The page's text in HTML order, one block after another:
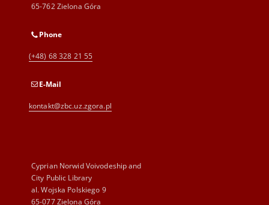
65-762 Zielona Góra
Phone
(+48) 68 328 21 55
E-Mail
kontakt@zbc.uz.zgora.pl
Cyprian Norwid Voivodeship and
City Public Library
al. Wojska Polskiego 9
65-077 Zielona Góra